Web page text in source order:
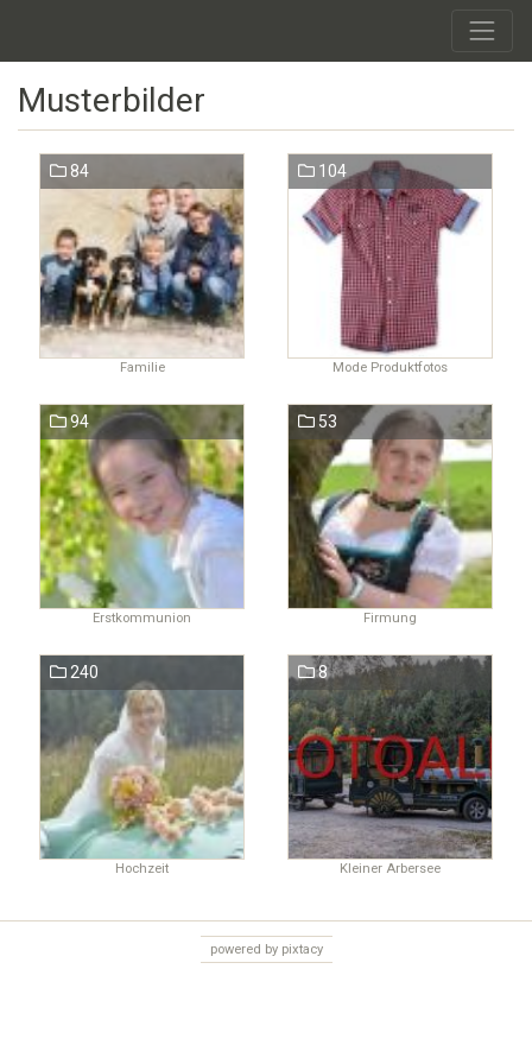
Musterbilder
84
Familie
104
Mode Produktfotos
94
Erstkommunion
53
Firmung
240
Hochzeit
8
Kleiner Arbersee
powered by pixtacy